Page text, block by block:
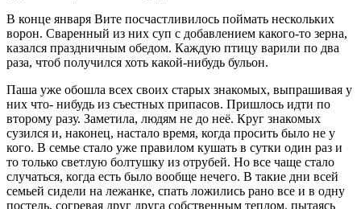
В конце января Вите посчастливилось поймать нескольких
ворон. Сваренный из них суп с добавлением какого-то зерна,
казался праздничным обедом. Каждую птицу варили по два
раза, чтоб получился хоть какой-нибудь бульон.
Паша уже обошла всех своих старых знакомых, выпрашивая у
них что- нибудь из съестных припасов. Пришлось идти по
второму разу. Заметила, людям не до неё. Круг знакомых
сузился и, наконец, настало время, когда просить было не у
кого. В семье стало уже правилом кушать в сутки один раз и
то только светлую болтушку из отрубей. Но все чаще стало
случаться, когда есть было вообще нечего. В такие дни всей
семьей сидели на лежанке, спать ложились рано все и в одну
постель, согревая друг друга собственным теплом, пытаясь